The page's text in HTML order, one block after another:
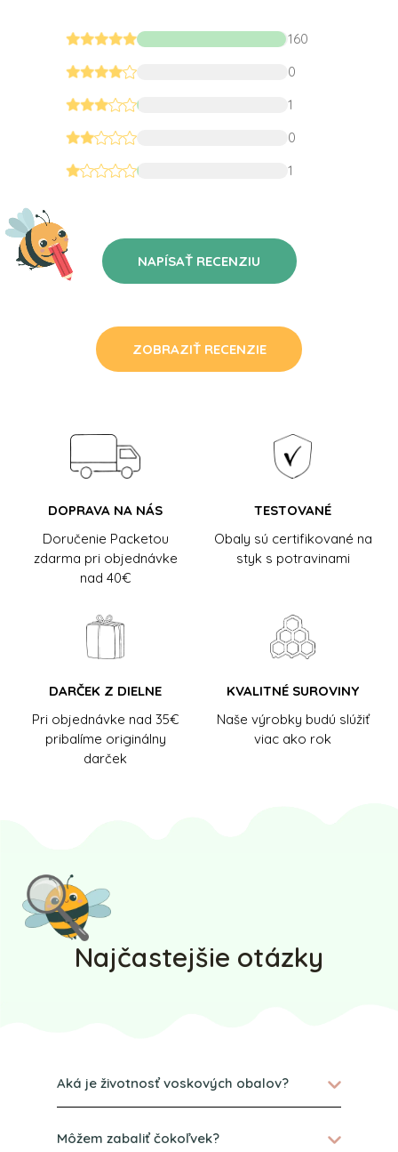
160
0
1
0
1
NAPÍSAŤ RECENZIU
ZOBRAZIŤ RECENZIE
DOPRAVA NA NÁS
Doručenie Packetou
zdarma pri objednávke
nad 40€
TESTOVANÉ
Obaly sú certifikované na
styk s potravinami
DARČEK Z DIELNE
Pri objednávke nad 35€
pribalíme originálny
darček
KVALITNÉ SUROVINY
Naše výrobky budú slúžiť
viac ako rok
Najčastejšie otázky
Aká je životnosť voskových obalov?
Môžem zabaliť čokoľvek?